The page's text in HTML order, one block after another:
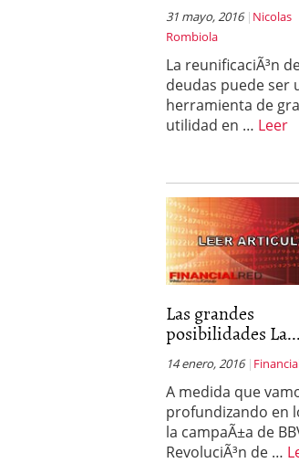
31 mayo, 2016
Nicolas
Rombiola
La reunificaciÃ³n
deudas puede ser
herramienta de
utilidad en … Leer
Las grandes
posibilidades La...
14 enero, 2016
A medida que
profundizando en
la campaÃ±a de
RevoluciÃ³n de …